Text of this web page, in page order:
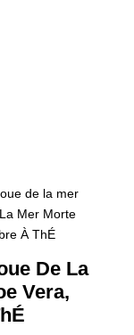
de la mer
Mer Morte
À ThÉ
De La
Vera,